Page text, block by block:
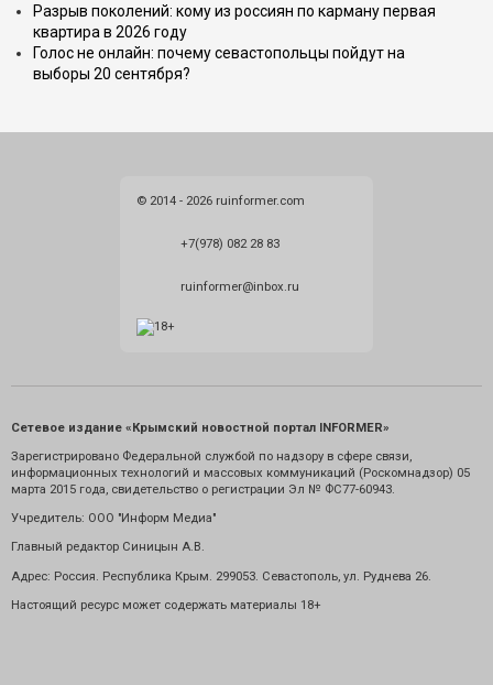
Разрыв поколений: кому из россиян по карману первая
квартира в 2026 году
Голос не онлайн: почему севастопольцы пойдут на
выборы 20 сентября?
© 2014 - 2026 ruinformer.com
+7(978) 082 28 83
ruinformer@inbox.ru
Сетевое издание «Крымский новостной портал INFORMER»
Зарегистрировано Федеральной службой по надзору в сфере связи,
информационных технологий и массовых коммуникаций (Роскомнадзор) 05
марта 2015 года, свидетельство о регистрации Эл № ФС77-60943.
Учредитель: ООО "Информ Медиа"
Главный редактор Синицын А.В.
Адрес: Россия. Республика Крым. 299053. Севастополь, ул. Руднева 26.
Настоящий ресурс может содержать материалы 18+